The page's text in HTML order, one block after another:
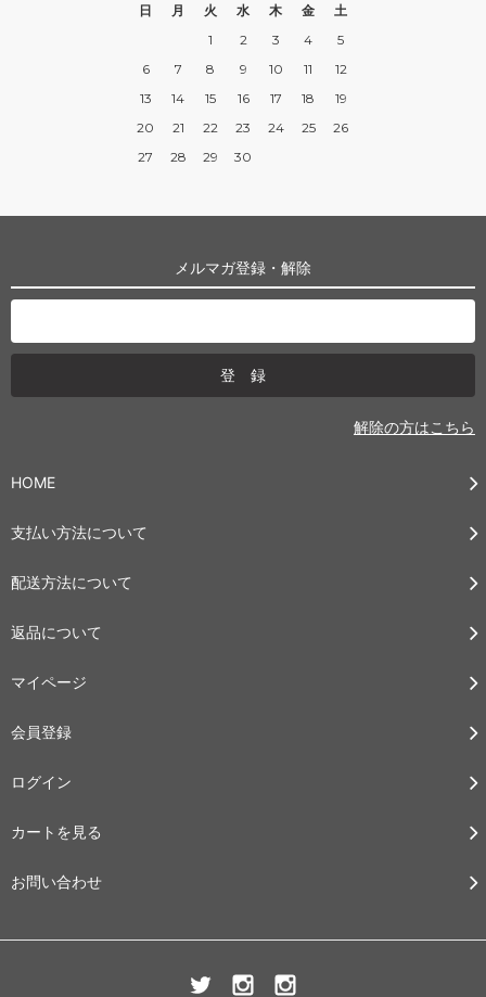
日
月 火 水 木 金
土
1
2 3 4
5
6
7 8 9 10 11
12
13
14 15 16 17 18
19
20
21 22 23 24 25
26
27
28 29 30
メルマガ登録・解除
解除の方はこちら
HOME
支払い方法について
配送方法について
返品について
マイページ
会員登録
ログイン
カートを見る
お問い合わせ